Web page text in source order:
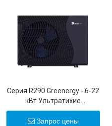
Серия R290 Greenergy - 6-22
кВт Ультратихие
инверторные воздушные
тепловые насосы
Запрос цены